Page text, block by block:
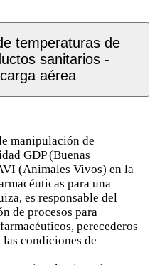
temperaturas de
sanitarios -
aérea
manipulación de
GDP (Buenas
(Animales Vivos) en la
para una
es responsable del
de procesos para
perecederos
condiciones de